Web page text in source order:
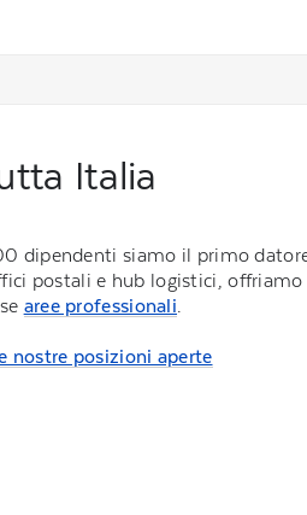
Italia
dipendenti siamo il primo
postali e hub logistici,
aree professionali
nostre posizioni aperte